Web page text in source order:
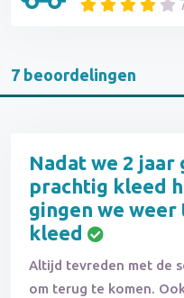
7 beoordelingen
Nadat we 2 jaar
prachtig kleed
gingen we
kleed
Altijd tevreden met de
om terug te komen.